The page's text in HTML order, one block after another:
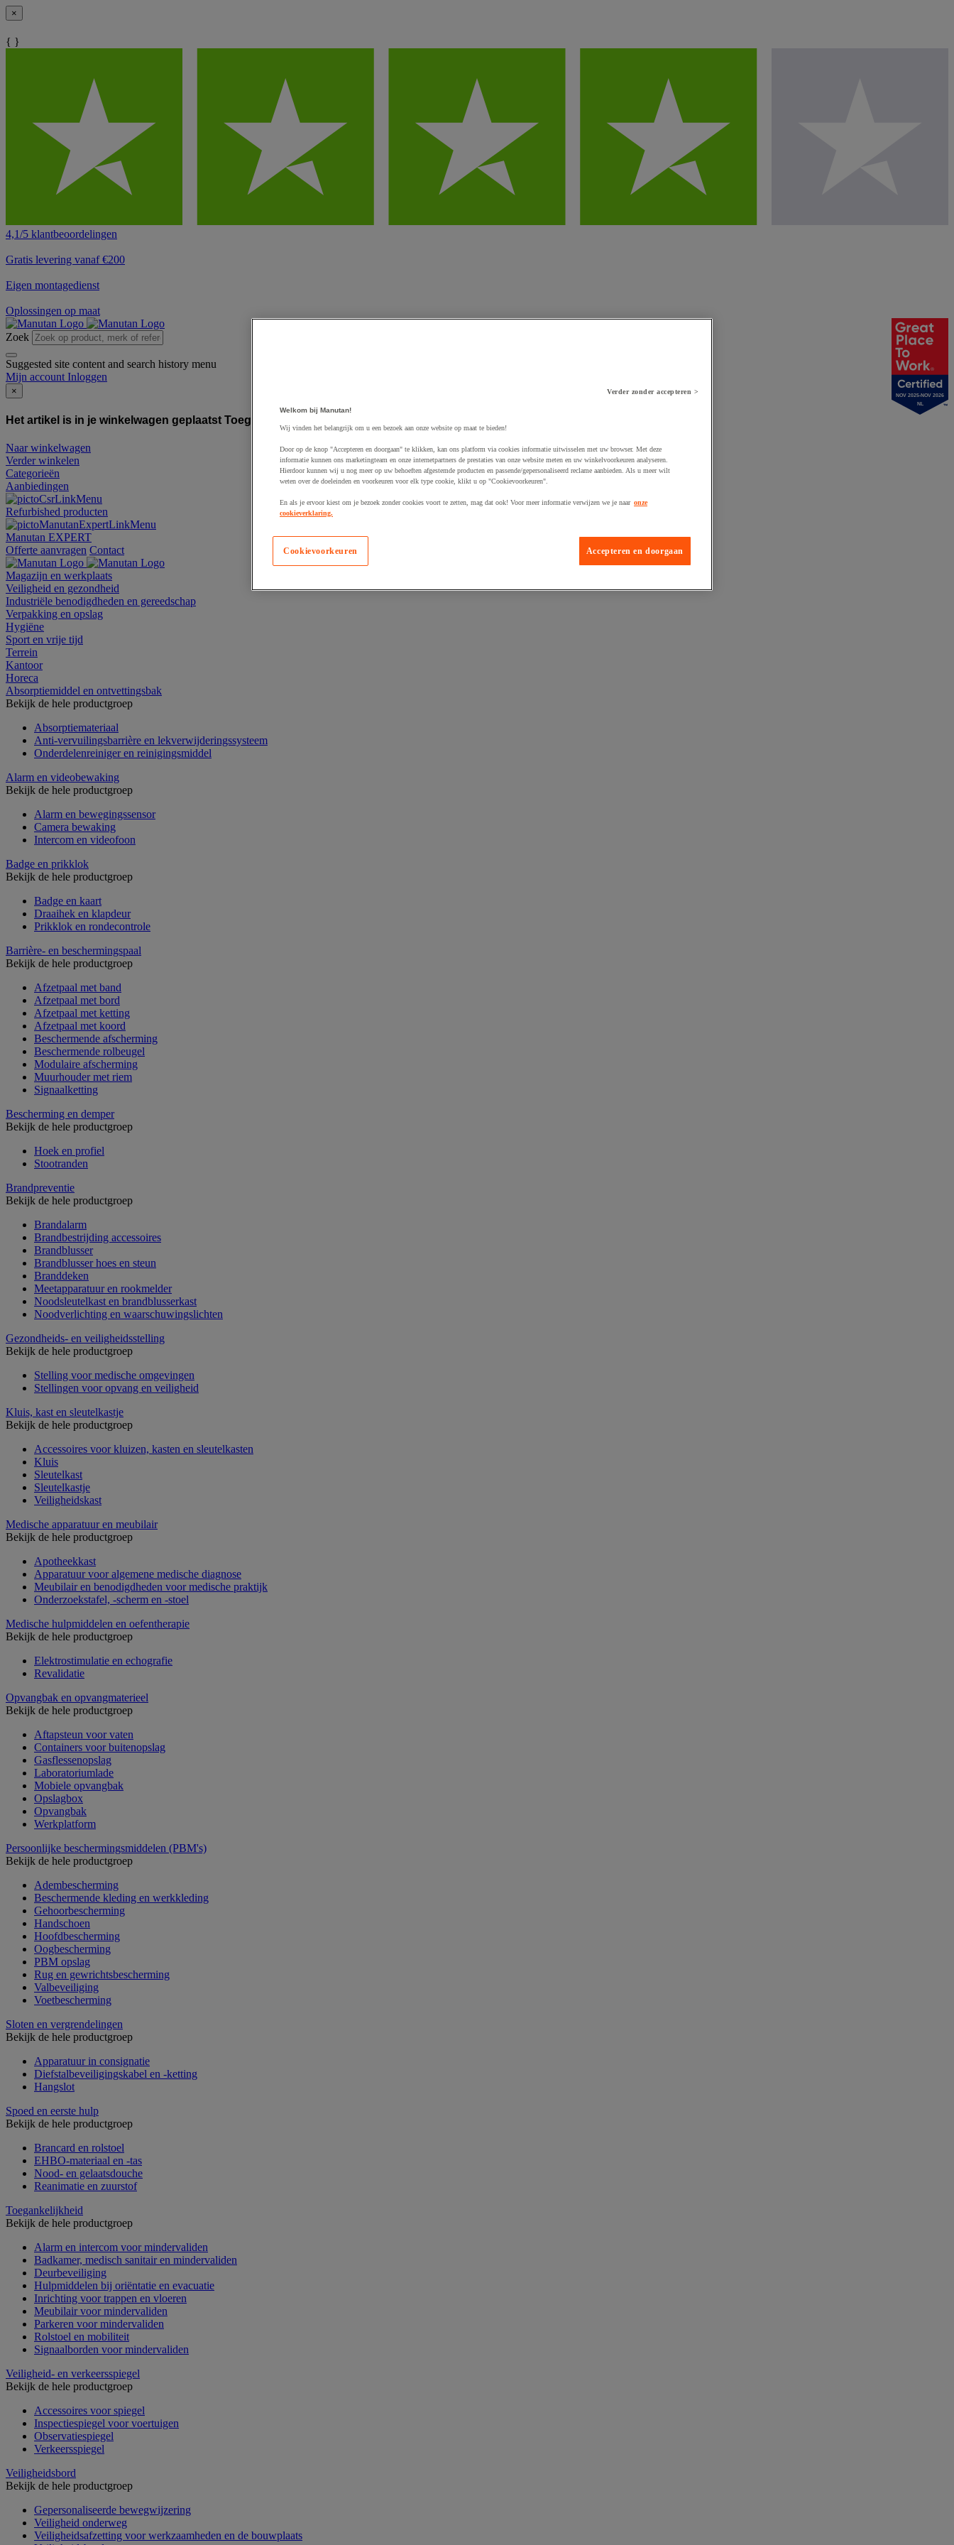
×
{ }
4,1/5 klantbeoordelingen
Gratis levering vanaf €200
Eigen montagedienst
Oplossingen op maat
Zoek
Suggested site content and search history menu
Mijn account Inloggen
×
Het artikel is in je winkelwagen geplaatst Toegevoegd aan winkelwagen
Naar winkelwagen
Verder winkelen
Categorieën
Aanbiedingen
Refurbished producten
Manutan EXPERT
Offerte aanvragen Contact
Magazijn en werkplaats
Veiligheid en gezondheid
Industriële benodigdheden en gereedschap
Verpakking en opslag
Hygiëne
Sport en vrije tijd
Terrein
Kantoor
Horeca
Absorptiemiddel en ontvettingsbak
Bekijk de hele productgroep
Absorptiemateriaal
Anti-vervuilingsbarrière en lekverwijderingssysteem
Onderdelenreiniger en reinigingsmiddel
Alarm en videobewaking
Bekijk de hele productgroep
Alarm en bewegingssensor
Camera bewaking
Intercom en videofoon
Badge en prikklok
Bekijk de hele productgroep
Badge en kaart
Draaihek en klapdeur
Prikklok en rondecontrole
Barrière- en beschermingspaal
Bekijk de hele productgroep
Afzetpaal met band
Afzetpaal met bord
Afzetpaal met ketting
Afzetpaal met koord
Beschermende afscherming
Beschermende rolbeugel
Modulaire afscherming
Muurhouder met riem
Signaalketting
Bescherming en demper
Bekijk de hele productgroep
Hoek en profiel
Stootranden
Brandpreventie
Bekijk de hele productgroep
Brandalarm
Brandbestrijding accessoires
Brandblusser
Brandblusser hoes en steun
Branddeken
Meetapparatuur en rookmelder
Noodsleutelkast en brandblusserkast
Noodverlichting en waarschuwingslichten
Gezondheids- en veiligheidsstelling
Bekijk de hele productgroep
Stelling voor medische omgevingen
Stellingen voor opvang en veiligheid
Kluis, kast en sleutelkastje
Bekijk de hele productgroep
Accessoires voor kluizen, kasten en sleutelkasten
Kluis
Sleutelkast
Sleutelkastje
Veiligheidskast
Medische apparatuur en meubilair
Bekijk de hele productgroep
Apotheekkast
Apparatuur voor algemene medische diagnose
Meubilair en benodigdheden voor medische praktijk
Onderzoekstafel, -scherm en -stoel
Medische hulpmiddelen en oefentherapie
Bekijk de hele productgroep
Elektrostimulatie en echografie
Revalidatie
Opvangbak en opvangmaterieel
Bekijk de hele productgroep
Aftapsteun voor vaten
Containers voor buitenopslag
Gasflessenopslag
Laboratoriumlade
Mobiele opvangbak
Opslagbox
Opvangbak
Werkplatform
Persoonlijke beschermingsmiddelen (PBM's)
Bekijk de hele productgroep
Adembescherming
Beschermende kleding en werkkleding
Gehoorbescherming
Handschoen
Hoofdbescherming
Oogbescherming
PBM opslag
Rug en gewrichtsbescherming
Valbeveiliging
Voetbescherming
Sloten en vergrendelingen
Bekijk de hele productgroep
Apparatuur in consignatie
Diefstalbeveiligingskabel en -ketting
Hangslot
Spoed en eerste hulp
Bekijk de hele productgroep
Brancard en rolstoel
EHBO-materiaal en -tas
Nood- en gelaatsdouche
Reanimatie en zuurstof
Toegankelijkheid
Bekijk de hele productgroep
Alarm en intercom voor mindervaliden
Badkamer, medisch sanitair en mindervaliden
Deurbeveiliging
Hulpmiddelen bij oriëntatie en evacuatie
Inrichting voor trappen en vloeren
Meubilair voor mindervaliden
Parkeren voor mindervaliden
Rolstoel en mobiliteit
Signaalborden voor mindervaliden
Veiligheid- en verkeersspiegel
Bekijk de hele productgroep
Accessoires voor spiegel
Inspectiespiegel voor voertuigen
Observatiespiegel
Verkeersspiegel
Veiligheidsbord
Bekijk de hele productgroep
Gepersonaliseerde bewegwijzering
Veiligheid onderweg
Veiligheidsafzetting voor werkzaamheden en de bouwplaats
NOV 2025-NOV 2026
NL
Verder zonder accepteren >
Welkom bij Manutan!
Wij vinden het belangrijk om u een bezoek aan onze website op maat te bieden!
Door op de knop "Accepteren en doorgaan" te klikken, kan ons platform via cookies informatie uitwisselen met uw browser. Met deze
informatie kunnen ons marketingteam en onze internetpartners de prestaties van onze website meten en uw winkelvoorkeuren analyseren.
Hierdoor kunnen wij u nog meer op uw behoeften afgestemde producten en passende/gepersonaliseerd reclame aanbieden. Als u meer wilt
weten over de doeleinden en voorkeuren voor elk type cookie, klikt u op "Cookievoorkeuren".
En als je ervoor kiest om je bezoek zonder cookies voort te zetten, mag dat ook! Voor meer informatie verwijzen we je naar onze
cookieverklaring.
Accepteren en doorgaan
Cookievoorkeuren